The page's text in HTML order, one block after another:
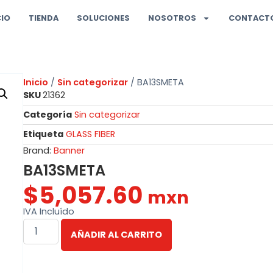
TIENDA SOLUCIONES NOSOTROS
Inicio / Sin categorizar / BA13SMETA
SKU21362
Categoría Sin categorizar
Etiqueta GLASS FIBER
Brand: Banner
BA13SMETA
$5,057.60 mxn
IVA Incluído
AÑADIR AL CARRITO